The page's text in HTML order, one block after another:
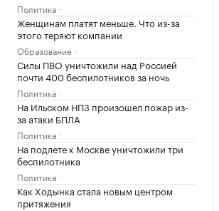
Политика
Женщинам платят меньше. Что из-за
этого теряют компании
Образование
Силы ПВО уничтожили над Россией
почти 400 беспилотников за ночь
Политика
На Ильском НПЗ произошел пожар из-
за атаки БПЛА
Политика
На подлете к Москве уничтожили три
беспилотника
Политика
Как Ходынка стала новым центром
притяжения